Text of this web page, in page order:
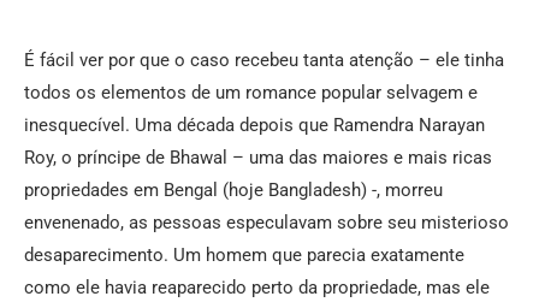
É fácil ver por que o caso recebeu tanta atenção – ele tinha
todos os elementos de um romance popular selvagem e
inesquecível. Uma década depois que Ramendra Narayan
Roy, o príncipe de Bhawal – uma das maiores e mais ricas
propriedades em Bengal (hoje Bangladesh) -, morreu
envenenado, as pessoas especulavam sobre seu misterioso
desaparecimento. Um homem que parecia exatamente
como ele havia reaparecido perto da propriedade, mas ele